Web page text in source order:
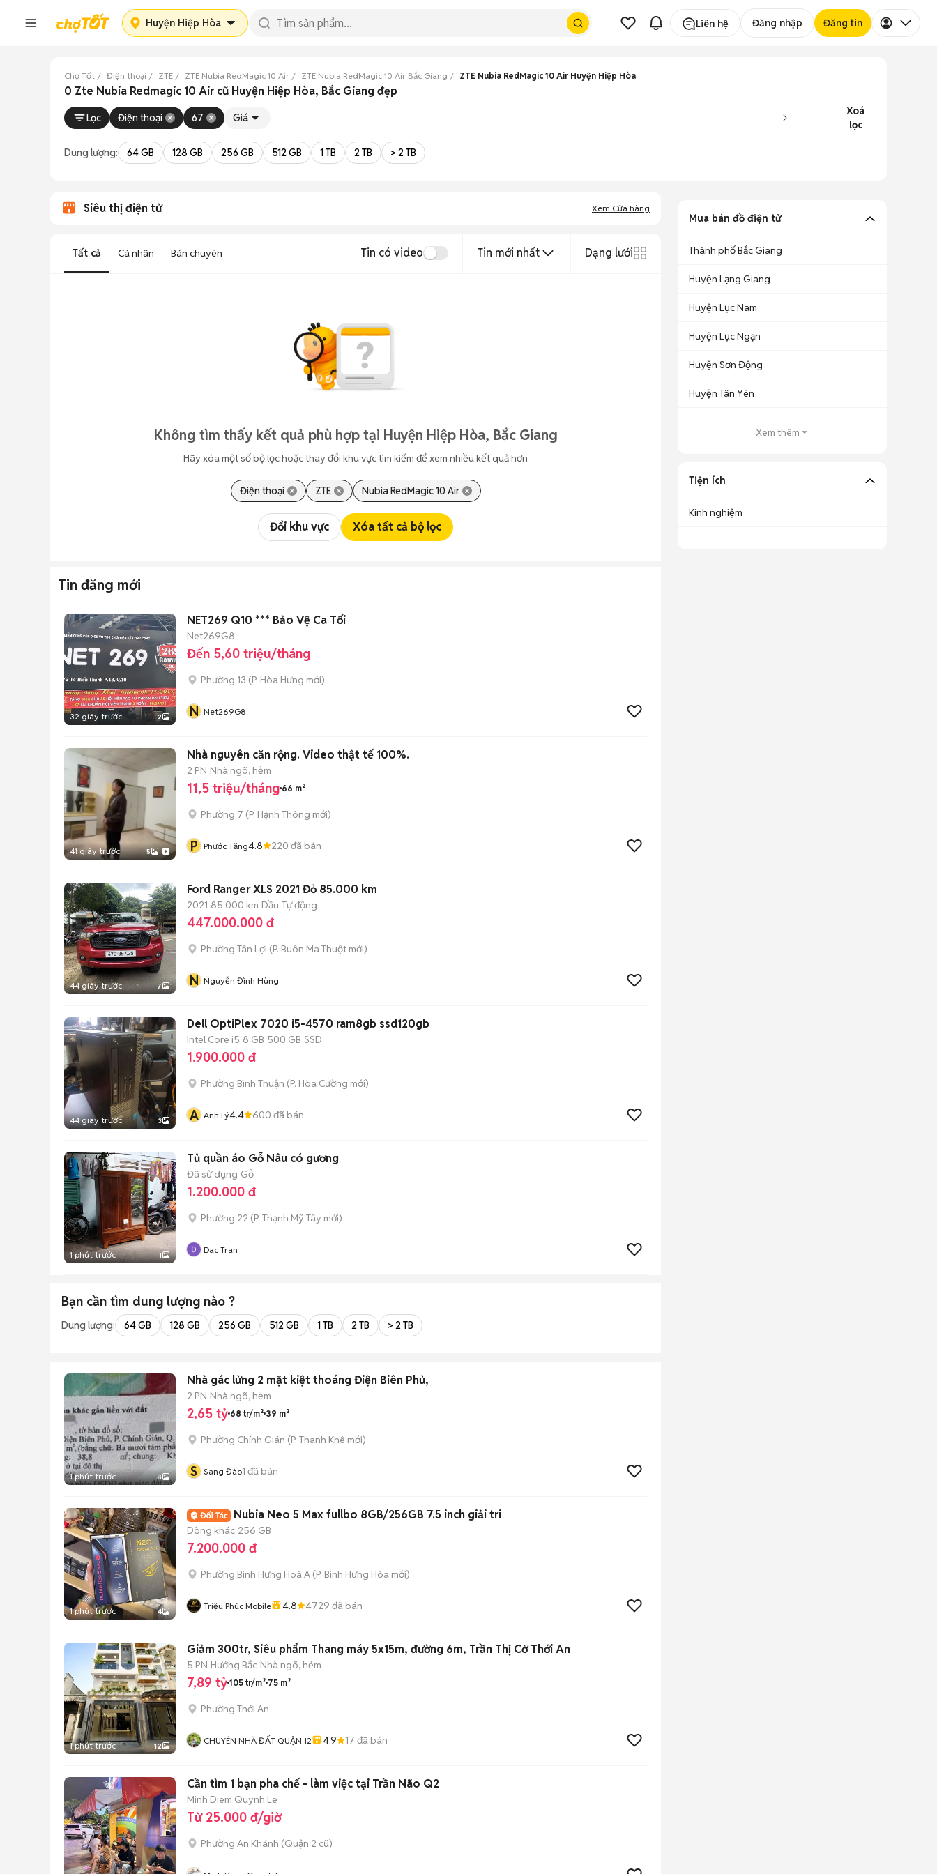
Huyện Hiệp Hòa Liên hệ Đăng nhập Đăng tin
Chợ Tốt Điện thoại ZTE ZTE Nubia RedMagic 10 Air ZTE Nubia RedMagic 10 Air Bắc Giang ZTE Nubia RedMagic 10 Air Huyện Hiệp Hòa
0 Zte Nubia Redmagic 10 Air cũ Huyện Hiệp Hòa, Bắc Giang đẹp
Lọc Điện thoại 67 Giá
Xoá
lọc
Dung lượng: 64 GB 128 GB 256 GB 512 GB 1 TB 2 TB > 2 TB
Siêu thị điện tử Xem Cửa hàng
Tất cả Cá nhân Bán chuyên Tin có video Tin mới nhất Dạng lưới
Không tìm thấy kết quả phù hợp tại Huyện Hiệp Hòa, Bắc Giang
Hãy xóa một số bộ lọc hoặc thay đổi khu vực tìm kiếm để xem nhiều kết quả hơn
Điện thoại ZTE Nubia RedMagic 10 Air
Đổi khu vực Xóa tất cả bộ lọc
Tin đăng mới
32 giây trước 2
NET269 Q10 *** Bảo Vệ Ca Tối
Net269G8
Đến 5,60 triệu/tháng
Phường 13 (P. Hòa Hưng mới)
N Net269G8
41 giây trước 5
Nhà nguyên căn rộng. Video thật tế 100%.
2 PN Nhà ngõ, hẻm
11,5 triệu/tháng 66 m²
Phường 7 (P. Hạnh Thông mới)
P Phước Tăng4.8 220 đã bán
44 giây trước 7
Ford Ranger XLS 2021 Đỏ 85.000 km
2021 85.000 km Dầu Tự động
447.000.000 đ
Phường Tân Lợi (P. Buôn Ma Thuột mới)
N Nguyễn Đình Hùng
44 giây trước 3
Dell OptiPlex 7020 i5-4570 ram8gb ssd120gb
Intel Core i5 8 GB 500 GB SSD
1.900.000 đ
Phường Bình Thuận (P. Hòa Cường mới)
A Anh Lý4.4 600 đã bán
1 phút trước 1
Tủ quần áo Gỗ Nâu có gương
Đã sử dụng Gỗ
1.200.000 đ
Phường 22 (P. Thạnh Mỹ Tây mới)
Dac Tran
Bạn cần tìm dung lượng nào ?
Dung lượng: 64 GB 128 GB 256 GB 512 GB 1 TB 2 TB > 2 TB
1 phút trước 8
Nhà gác lửng 2 mặt kiệt thoáng Điện Biên Phủ,
2 PN Nhà ngõ, hẻm
2,65 tỷ 68 tr/m² 39 m²
Phường Chính Gián (P. Thanh Khê mới)
S Sang Đào1 đã bán
1 phút trước 4
Nubia Neo 5 Max fullbo 8GB/256GB 7.5 inch giải tri
Dòng khác 256 GB
7.200.000 đ
Phường Bình Hưng Hoà A (P. Bình Hưng Hòa mới)
Triệu Phúc Mobile 4.8 4729 đã bán
1 phút trước 12
Giảm 300tr, Siêu phẩm Thang máy 5x15m, đường 6m, Trần Thị Cờ Thới An
5 PN Hướng Bắc Nhà ngõ, hẻm
7,89 tỷ 105 tr/m² 75 m²
Phường Thới An
CHUYÊN NHÀ ĐẤT QUẬN 12 4.9 17 đã bán
Cần tìm 1 bạn pha chế - làm việc tại Trần Não Q2
Minh Diem Quynh Le
Từ 25.000 đ/giờ
Phường An Khánh (Quận 2 cũ)
Mua bán đồ điện tử
Thành phố Bắc Giang
Huyện Lạng Giang
Huyện Lục Nam
Huyện Lục Ngạn
Huyện Sơn Động
Huyện Tân Yên
Xem thêm
Tiện ích
Kinh nghiệm